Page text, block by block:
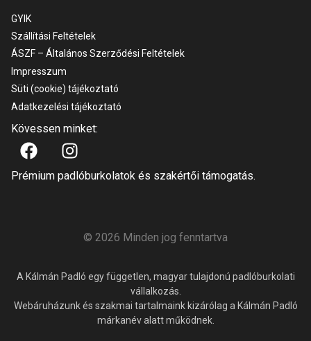
GYIK
Szállítási Feltételek
ÁSZF – Általános Szerződési Feltételek
Impresszum
Süti (cookie) tájékoztató
Adatkezelési tájékoztató
Kövessen minket:
Prémium padlóburkolatok és szakértői támogatás.
© 2026 Minden jog fenntartva
A Kálmán Padló egy független, magyar tulajdonú padlóburkolati
vállalkozás.
Webáruházunk és szakmai tartalmaink kizárólag a Kálmán Padló
márkanév alatt működnek.